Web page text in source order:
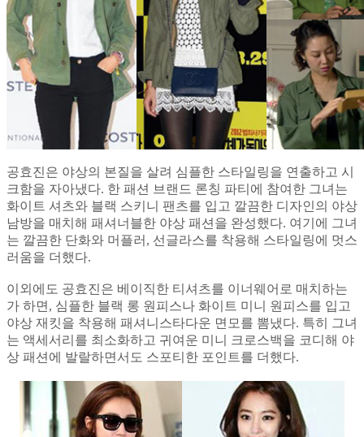
공효진은 야상의 본질을 살려 심플한 스타일링을 연출하고 시
크함을 자아냈다. 한 패션 브랜드 론칭 파티에 참여한 그녀는
화이트 셔츠와 블랙 스키니 팬츠를 입고 깔끔한 디자인의 야상
남방을 매치해 패셔너블한 야상 패션을 완성했다. 여기에 그녀
는 깔끔한 단화와 머플러, 선글라스를 착용해 스타일링에 멋스
러움을 더했다.
이외에도 공효진은 베이직한 티셔츠를 이너웨어로 매치하는
가 하면, 심플한 블랙 롱 원피스나 화이트 미니 원피스를 입고
야상 재킷을 착용해 패셔니스타다운 면모를 뽐냈다. 특히 그녀
는 액세서리를 최소화하고 귀여운 미니 크로스백을 코디해 야
상 패션에 발랄하면서도 스포티한 포인트를 더했다.